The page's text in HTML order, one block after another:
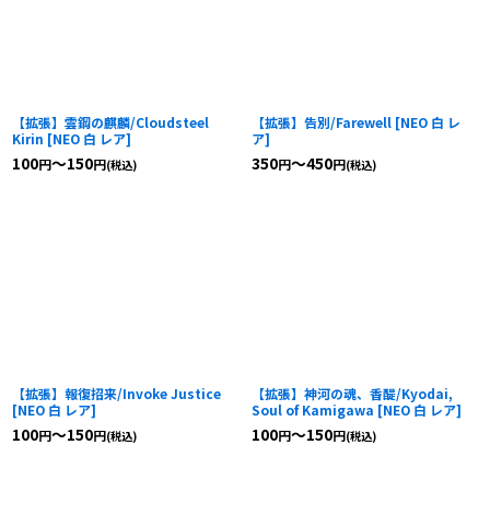
【拡張】雲鋼の麒麟/Cloudsteel
Kirin [NEO 白 レア]
100円～150円(税込)
【拡張】告別/Farewell [NEO 白 レ
ア]
350円～450円(税込)
【拡張】報復招来/Invoke Justice
[NEO 白 レア]
100円～150円(税込)
【拡張】神河の魂、香醍/Kyodai,
Soul of Kamigawa [NEO 白 レア]
100円～150円(税込)